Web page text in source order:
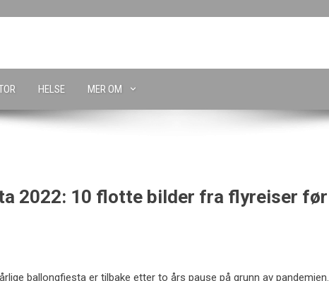
HELSE MER OM
2022: 10 flotte bilder fra flyreiser før
ballongfiesta er tilbake etter to års pause på grunn av pandemien.